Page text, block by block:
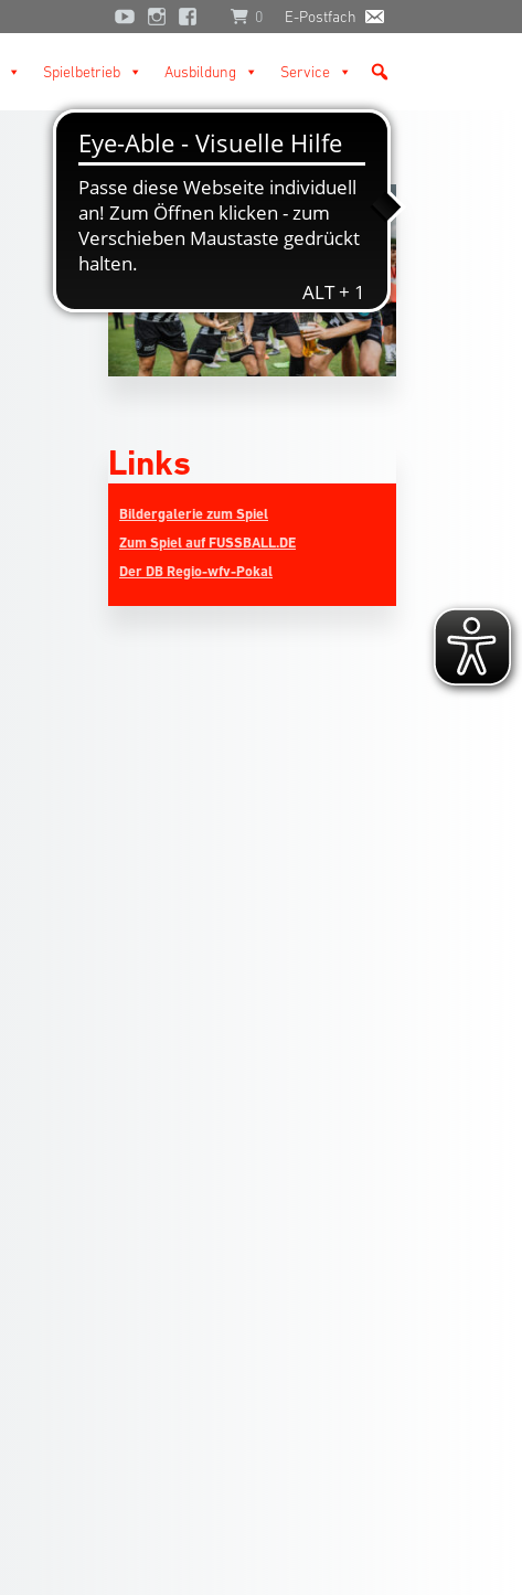
0 E-Postfach
Spielbetrieb Ausbildung Service
Links
Bildergalerie zum Spiel
Zum Spiel auf FUSSBALL.DE
Der DB Regio-wfv-Pokal